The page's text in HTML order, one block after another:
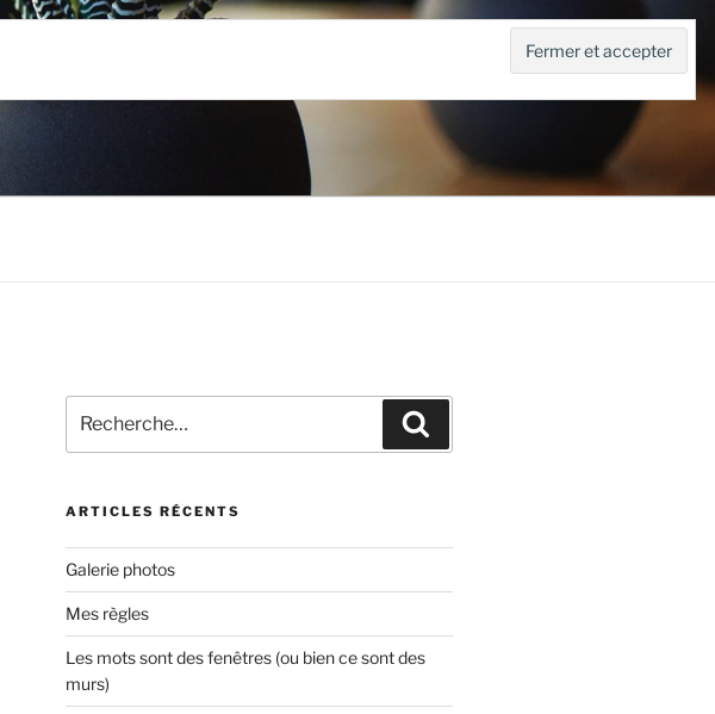
pour
:
ARTICLES RÉCENTS
Galerie photos
Mes règles
Les mots sont des fenêtres (ou bien ce sont des
murs)